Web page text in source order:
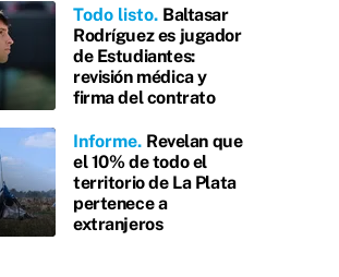
Todo listo Baltasar
Rodríguez es jugador
de Estudiantes:
revisión médica y
firma del contrato
Informe Revelan que
el 10% de todo el
territorio de La Plata
pertenece a
extranjeros